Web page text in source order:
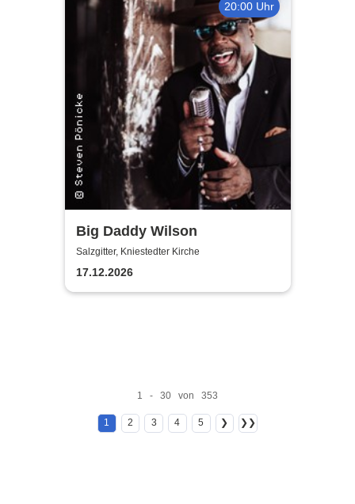
20:00 Uhr
Big Daddy Wilson
Salzgitter, Kniestedter Kirche
17.12.2026
1 - 30 von 353
1 2 3 4 5 ❯ ❯❯